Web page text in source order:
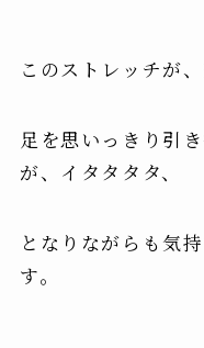
このストレッチが
足を思いっきり引
が、イタタタタ、
となりながらも気
す。